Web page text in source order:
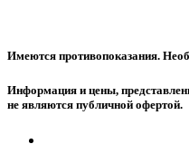
Имеются противопоказания.
Информация и цены,
не являются публичной офертой.